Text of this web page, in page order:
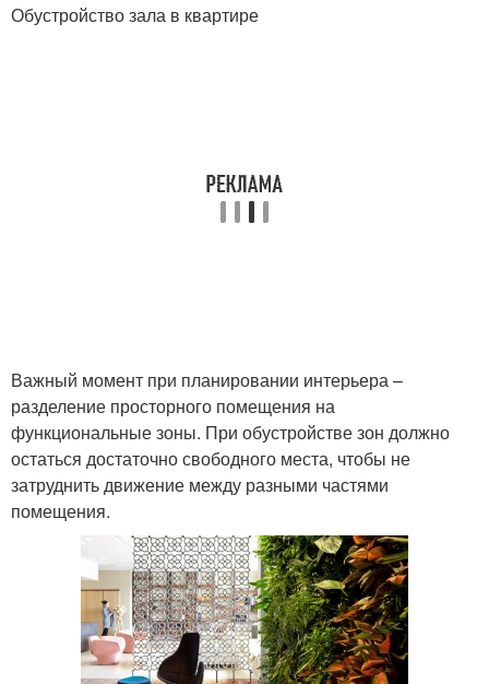
Обустройство зала в квартире
Важный момент при планировании интерьера –
разделение просторного помещения на
функциональные зоны. При обустройстве зон должно
остаться достаточно свободного места, чтобы не
затруднить движение между разными частями
помещения.